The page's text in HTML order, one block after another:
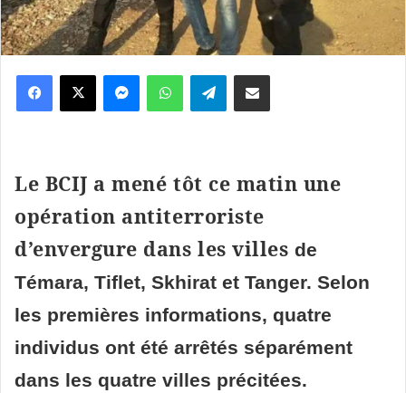
WhatsApp Telegram
Le BCIJ a mené tôt ce matin une
opération antiterroriste
d’envergure dans les villes de
Témara, Tiflet, Skhirat et Tanger. Selon
les premières informations, quatre
individus ont été arrêtés séparément
dans les quatre villes précitées.